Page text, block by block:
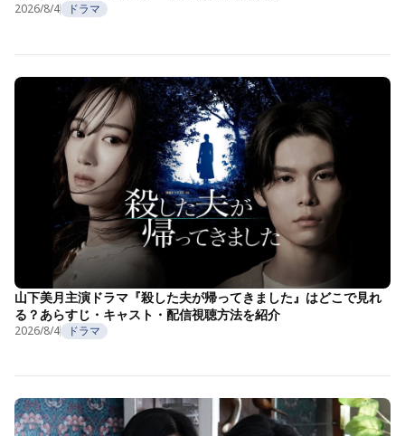
2026/8/4 ドラマ
山下美月主演ドラマ『殺した夫が帰ってきました』はどこで見れ
る？あらすじ・キャスト・配信視聴方法を紹介
2026/8/4 ドラマ